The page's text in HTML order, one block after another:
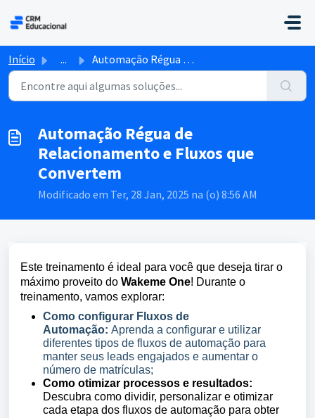
Início ... Automação Régua de Relacionamento e Fluxos que Convertem
Automação Régua de
Relacionamento e Fluxos que
Convertem
Modificado em Ter, 28 Jan, 2025 na (o) 8:56 AM
Este treinamento é ideal para você que deseja tirar o
máximo proveito do Wakeme One! Durante o
treinamento, vamos explorar:
Como configurar Fluxos de
Automação: Aprenda a configurar e utilizar
diferentes tipos de fluxos de automação para
manter seus leads engajados e aumentar o
número de matrículas;
Como otimizar processos e resultados:
Descubra como dividir, personalizar e otimizar
cada etapa dos fluxos de automação para obter